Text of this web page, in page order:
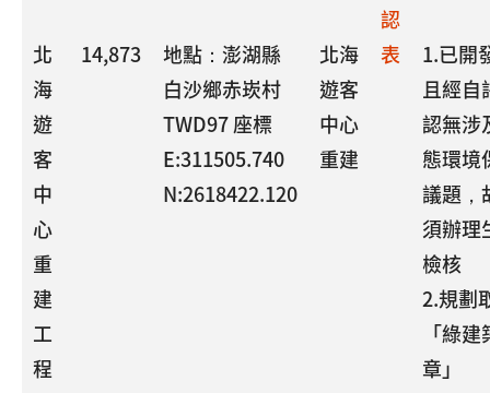
北
海
遊
客
中
心
重
建
工
程
14,873
地點：澎湖縣
白沙鄉赤崁村
TWD97 座標
E:311505.740
N:2618422.120
北海
遊客
中心
重建
認
表
1.已開
且經自
認無涉
態環境
議題，
須辦理
檢核
2.規劃
「綠
章」